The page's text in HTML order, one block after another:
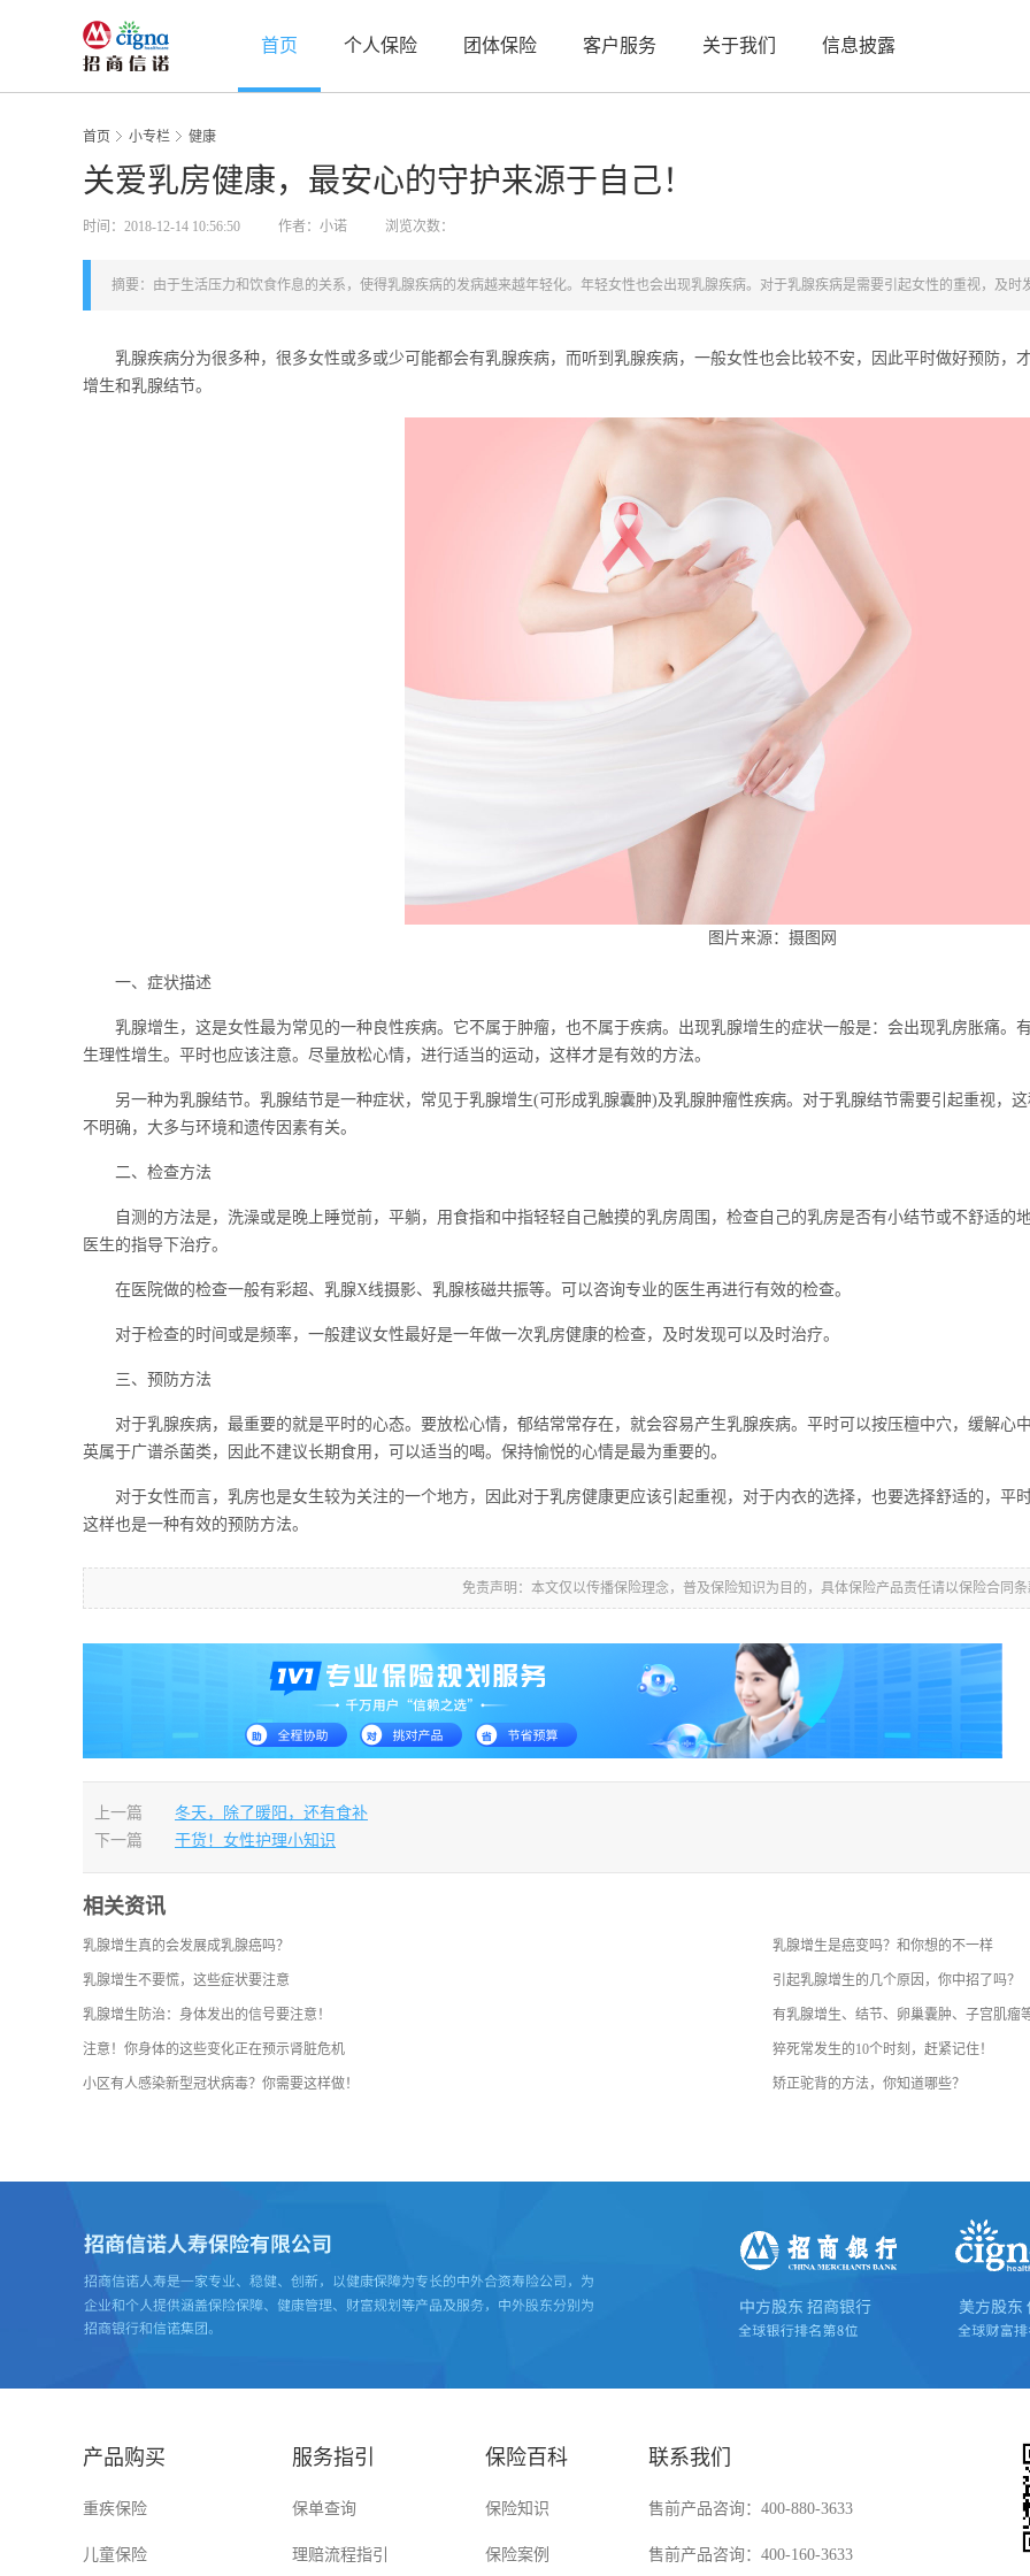
首页
个人保险 团体保险 客户服务 关于我们 信息披露
首页 小专栏 健康
关爱乳房健康，最安心的守护来源于自己！
时间：2018-12-14 10:56:50 作者：小诺 浏览次数：
摘要：由于生活压力和饮食作息的关系，使得乳腺疾病的发病越来越年轻化。年轻女性也会出现乳腺疾病。对于乳腺疾病是需要引起女性的重视，及时
乳腺疾病分为很多种，很多女性或多或少可能都会有乳腺疾病，而听到乳腺疾病，一般女性也会比较不安，因此平时做好预防，
增生和乳腺结节。
图片来源：摄图网
一、症状描述
乳腺增生，这是女性最为常见的一种良性疾病。它不属于肿瘤，也不属于疾病。出现乳腺增生的症状一般是：会出现乳房胀痛。
生理性增生。平时也应该注意。尽量放松心情，进行适当的运动，这样才是有效的方法。
另一种为乳腺结节。乳腺结节是一种症状，常见于乳腺增生(可形成乳腺囊肿)及乳腺肿瘤性疾病。对于乳腺结节需要引起重视，
不明确，大多与环境和遗传因素有关。
二、检查方法
自测的方法是，洗澡或是晚上睡觉前，平躺，用食指和中指轻轻自己触摸的乳房周围，检查自己的乳房是否有小结节或不舒适的
医生的指导下治疗。
在医院做的检查一般有彩超、乳腺X线摄影、乳腺核磁共振等。可以咨询专业的医生再进行有效的检查。
对于检查的时间或是频率，一般建议女性最好是一年做一次乳房健康的检查，及时发现可以及时治疗。
三、预防方法
对于乳腺疾病，最重要的就是平时的心态。要放松心情，郁结常常存在，就会容易产生乳腺疾病。平时可以按压檀中穴，缓解心
英属于广谱杀菌类，因此不建议长期食用，可以适当的喝。保持愉悦的心情是最为重要的。
对于女性而言，乳房也是女生较为关注的一个地方，因此对于乳房健康更应该引起重视，对于内衣的选择，也要选择舒适的，平
这样也是一种有效的预防方法。
免责声明：本文仅以传播保险理念，普及保险知识为目的，具体保险产品责任请以保险合同条
上一篇
冬天，除了暖阳，还有食补
下一篇
干货！女性护理小知识
相关资讯
乳腺增生真的会发展成乳腺癌吗？ 乳腺增生是癌变吗？和你想的不一样
乳腺增生不要慌，这些症状要注意 引起乳腺增生的几个原因，你中招了吗？
乳腺增生防治：身体发出的信号要注意！ 有乳腺增生、结节、卵巢囊肿、子宫肌瘤
注意！你身体的这些变化正在预示肾脏危机 猝死常发生的10个时刻，赶紧记住！
小区有人感染新型冠状病毒？你需要这样做！ 矫正驼背的方法，你知道哪些？
产品购买
重疾保险
儿童保险
服务指引
保单查询
理赔流程指引
保险百科
保险知识
保险案例
联系我们
售前产品咨询：400-880-3633
售前产品咨询：400-160-3633